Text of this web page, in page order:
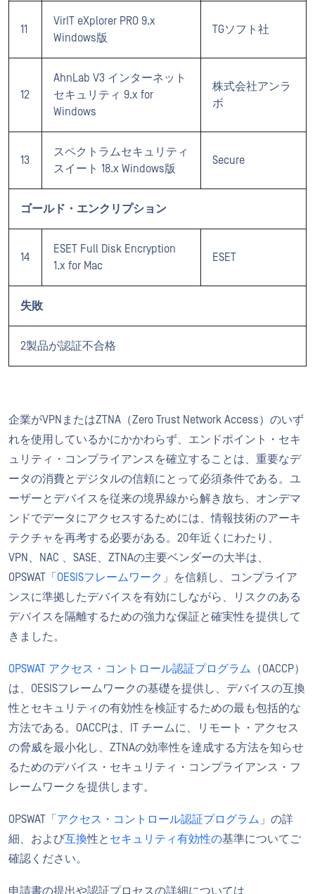
11
VirIT eXplorer PRO 9.x
Windows版
TGソフト社
12
AhnLab V3 インターネット
セキュリティ 9.x for
Windows
株式会社アンラ
ボ
13
スペクトラムセキュリティ
スイート 18.x Windows版
Secure
ゴールド・エンクリプション
14
ESET Full Disk Encryption
1.x for Mac
ESET
失敗
2製品が認証不合格
企業がVPNまたはZTNA（Zero Trust Network Access）のいず
れを使用しているかにかかわらず、エンドポイント・セキ
ュリティ・コンプライアンスを確立することは、重要なデ
ータの消費とデジタルの信頼にとって必須条件である。ユ
ーザーとデバイスを従来の境界線から解き放ち、オンデマ
ンドでデータにアクセスするためには、情報技術のアーキ
テクチャを再考する必要がある。20年近くにわたり、
VPN、NAC 、SASE、ZTNAの主要ベンダーの大半は、
OPSWAT「 OESISフレームワーク 」を信頼し、コンプライア
ンスに準拠したデバイスを有効にしながら、リスクのある
デバイスを隔離するための強力な保証と確実性を提供して
きました。
OPSWAT アクセス・コントロール認証プログラム （OACCP）
は、OESISフレームワークの基礎を提供し、デバイスの互換
性とセキュリティの有効性を検証するための最も包括的な
方法である。OACCPは、IT チームに、リモート・アクセス
の脅威を最小化し、ZTNAの効率性を達成する方法を知らせ
るためのデバイス・セキュリティ・コンプライアンス・フ
レームワークを提供します。
OPSWAT「 アクセス・コントロール認証プログラム 」の詳
細、および互換性と セキュリティ有効性の基準についてご
確認ください。
申請書の提出や認証プロセスの詳細については、